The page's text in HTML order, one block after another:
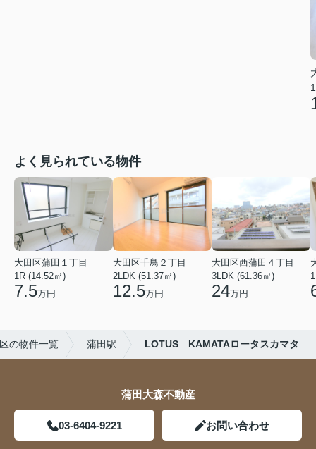
よく見られている物件
大田区蒲田１丁目
1R (14.52㎡)
7.5万円
大田区千鳥２丁目
2LDK (51.37㎡)
12.5万円
大田区西蒲田４丁目
3LDK (61.36㎡)
24万円
の物件一覧 蒲田駅 LOTUS KAMATAロータスカマタ
蒲田大森不動産
03-6404-9221 お問い合わせ